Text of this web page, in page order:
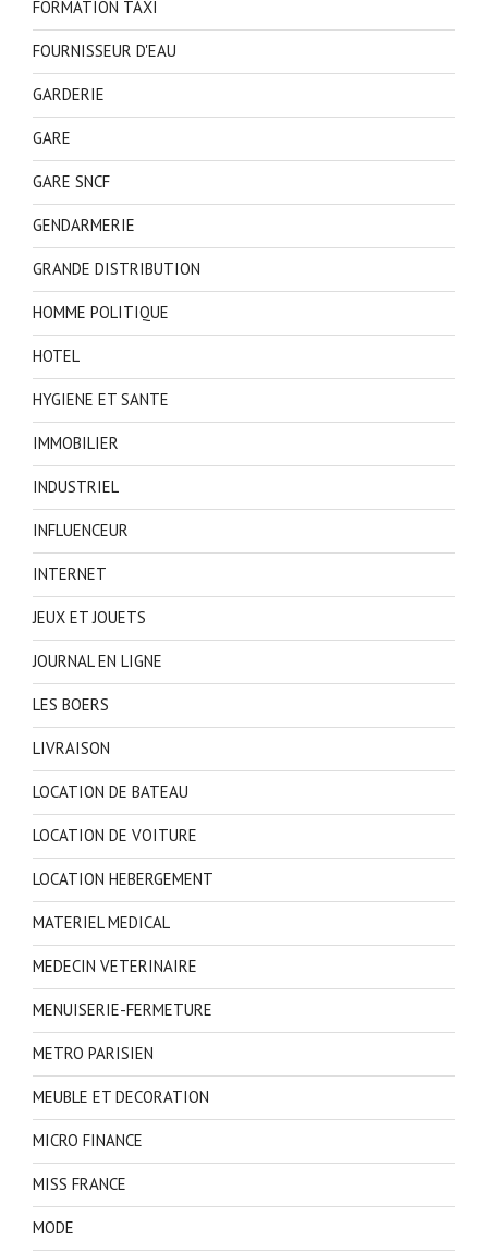
FORMATION TAXI
FOURNISSEUR D'EAU
GARDERIE
GARE
GARE SNCF
GENDARMERIE
GRANDE DISTRIBUTION
HOMME POLITIQUE
HOTEL
HYGIENE ET SANTE
IMMOBILIER
INDUSTRIEL
INFLUENCEUR
INTERNET
JEUX ET JOUETS
JOURNAL EN LIGNE
LES BOERS
LIVRAISON
LOCATION DE BATEAU
LOCATION DE VOITURE
LOCATION HEBERGEMENT
MATERIEL MEDICAL
MEDECIN VETERINAIRE
MENUISERIE-FERMETURE
METRO PARISIEN
MEUBLE ET DECORATION
MICRO FINANCE
MISS FRANCE
MODE